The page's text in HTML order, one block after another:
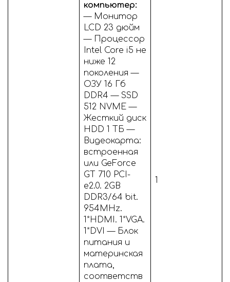
компьютер:
— Монитор
LCD 23 дюйм
— Процессор
Intel Core i5 не
ниже 12
поколения —
ОЗУ 16 Гб
DDR4 — SSD
512 NVME —
Жесткий диск
HDD 1 ТБ —
Видеокарта:
встроенная
или GeForce
GT 710 PCI-
e2.0. 2GB
DDR3/64 bit.
954MHz.
1*HDMI. 1*VGA.
1*DVI — Блок
питания и
материнская
плата,
соответств
1